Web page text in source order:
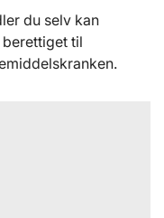
du selv kan
til